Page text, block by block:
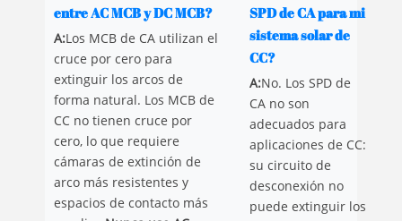
entre AC MCB y DC MCB?
A:Los MCB de CA utilizan el
cruce por cero para
extinguir los arcos de
forma natural. Los MCB de
CC no tienen cruce por
cero, lo que requiere
cámaras de extinción de
arco más resistentes y
espacios de contacto más
SPD de CA para mi
sistema solar de
CC?
A:No. Los SPD de
CA no son
adecuados para
aplicaciones de CC:
su circuito de
desconexión no
puede extinguir los